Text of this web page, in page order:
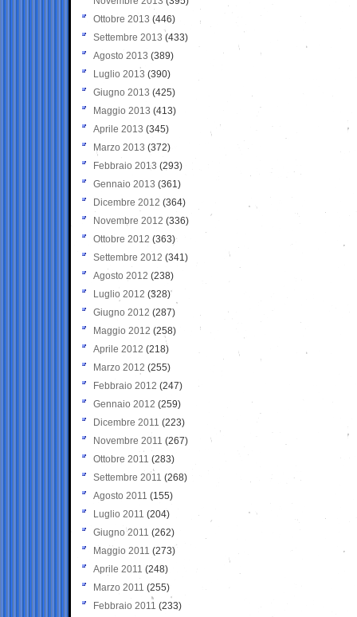
Ottobre 2013 (446)
Settembre 2013 (433)
Agosto 2013 (389)
Luglio 2013 (390)
Giugno 2013 (425)
Maggio 2013 (413)
Aprile 2013 (345)
Marzo 2013 (372)
Febbraio 2013 (293)
Gennaio 2013 (361)
Dicembre 2012 (364)
Novembre 2012 (336)
Ottobre 2012 (363)
Settembre 2012 (341)
Agosto 2012 (238)
Luglio 2012 (328)
Giugno 2012 (287)
Maggio 2012 (258)
Aprile 2012 (218)
Marzo 2012 (255)
Febbraio 2012 (247)
Gennaio 2012 (259)
Dicembre 2011 (223)
Novembre 2011 (267)
Ottobre 2011 (283)
Settembre 2011 (268)
Agosto 2011 (155)
Luglio 2011 (204)
Giugno 2011 (262)
Maggio 2011 (273)
Aprile 2011 (248)
Marzo 2011 (255)
Febbraio 2011 (233)